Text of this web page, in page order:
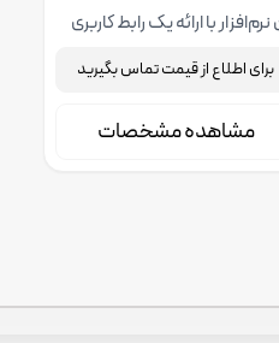
Alarm Management
Monitoring
نرم‌افزار با ارائه یک رابط کاربری
امکان مدیریت ساده و
برای اطلاع از قیمت تماس بگیرید
مشاهده مشخصات